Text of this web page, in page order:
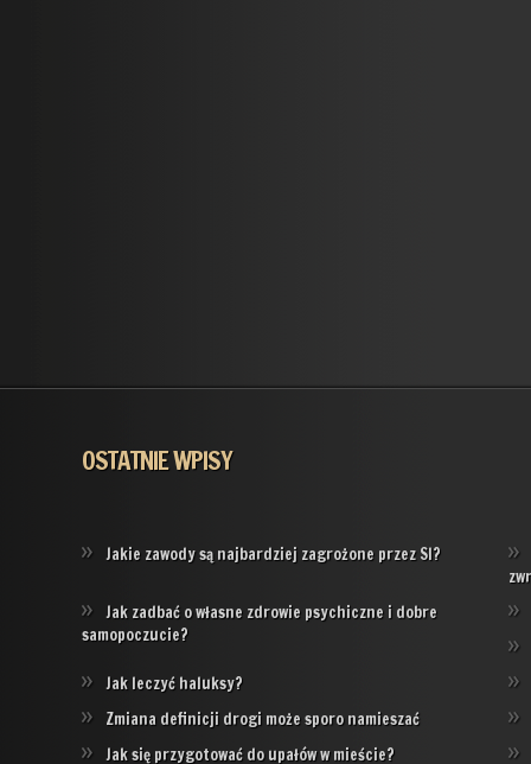
OSTATNIE WPISY
Jakie zawody są najbardziej zagrożone przez SI?
Jak zadbać o własne zdrowie psychiczne i dobre
samopoczucie?
Jak leczyć haluksy?
Zmiana definicji drogi może sporo namieszać
Jak się przygotować do upałów w mieście?